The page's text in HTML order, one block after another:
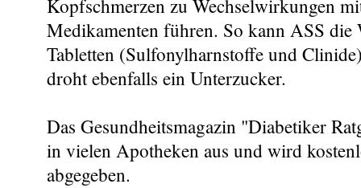
Kopfschmerzen zu Wechselwirkungen
Medikamenten führen. So kann ASS
Tabletten (Sulfonylharnstoffe und
droht ebenfalls ein Unterzucker.
Das Gesundheitsmagazin "Diabetiker
in vielen Apotheken aus und wird
abgegeben.